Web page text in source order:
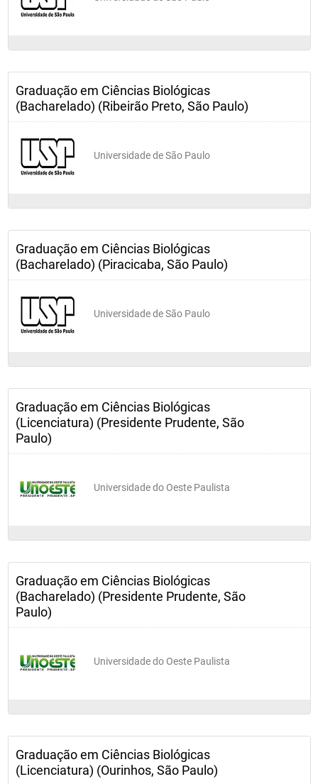
Graduação em Ciências Biológicas
(Bacharelado) (Ribeirão Preto, São Paulo)
Universidade de São Paulo
Graduação em Ciências Biológicas
(Bacharelado) (Piracicaba, São Paulo)
Universidade de São Paulo
Graduação em Ciências Biológicas
(Licenciatura) (Presidente Prudente, São
Paulo)
Universidade do Oeste Paulista
Graduação em Ciências Biológicas
(Bacharelado) (Presidente Prudente, São
Paulo)
Universidade do Oeste Paulista
Graduação em Ciências Biológicas
(Licenciatura) (Ourinhos, São Paulo)